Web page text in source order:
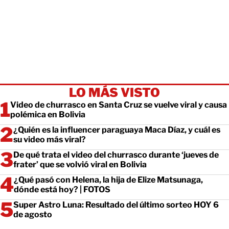
LO MÁS VISTO
Video de churrasco en Santa Cruz se vuelve viral y causa
polémica en Bolivia
¿Quién es la influencer paraguaya Maca Díaz, y cuál es
su video más viral?
De qué trata el video del churrasco durante ‘jueves de
frater’ que se volvió viral en Bolivia
¿Qué pasó con Helena, la hija de Elize Matsunaga,
dónde está hoy? | FOTOS
Super Astro Luna: Resultado del último sorteo HOY 6
de agosto